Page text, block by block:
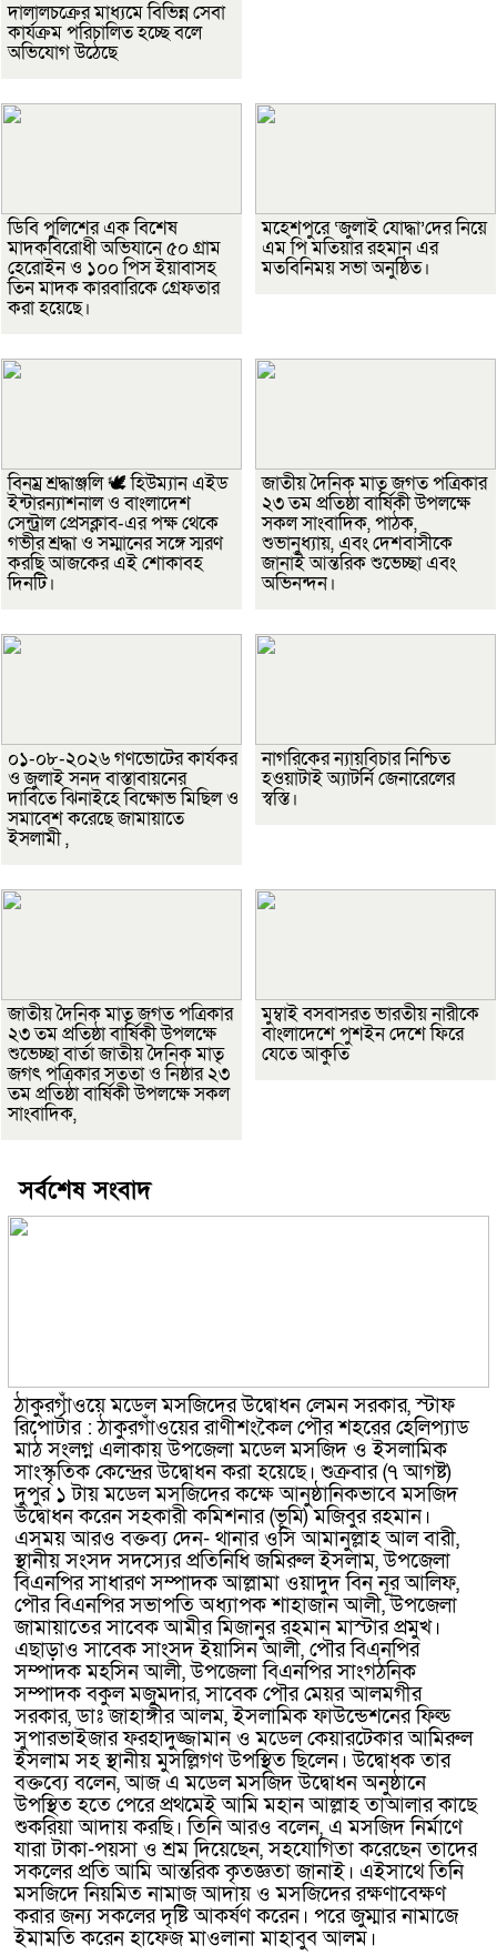
দালালচক্রের মাধ্যমে বিভিন্ন সেবা
কার্যক্রম পরিচালিত হচ্ছে বলে
অভিযোগ উঠেছে
ডিবি পুলিশের এক বিশেষ
মাদকবিরোধী অভিযানে ৫০ গ্রাম
হেরোইন ও ১০০ পিস ইয়াবাসহ
তিন মাদক কারবারিকে গ্রেফতার
করা হয়েছে।
মহেশপুরে ‘জুলাই যোদ্ধা’দের নিয়ে
এম পি মতিয়ার রহমান এর
মতবিনিময় সভা অনুষ্ঠিত।
বিনম্র শ্রদ্ধাঞ্জলি 🕊️ হিউম্যান এইড
ইন্টারন্যাশনাল ও বাংলাদেশ
সেন্ট্রাল প্রেসক্লাব-এর পক্ষ থেকে
গভীর শ্রদ্ধা ও সম্মানের সঙ্গে স্মরণ
করছি আজকের এই শোকাবহ
দিনটি।
জাতীয় দৈনিক মাতৃ জগত পত্রিকার
২৩ তম প্রতিষ্ঠা বার্ষিকী উপলক্ষে
সকল সাংবাদিক, পাঠক,
শুভানুধ্যায়, এবং দেশবাসীকে
জানাই আন্তরিক শুভেচ্ছা এবং
অভিনন্দন।
০১-০৮-২০২৬ গণভোটের কার্যকর
ও জুলাই সনদ বাস্তাবায়নের
দাবিতে ঝিনাইহে বিক্ষোভ মিছিল ও
সমাবেশ করেছে জামায়াতে
ইসলামী ,
নাগরিকের ন্যায়বিচার নিশ্চিত
হওয়াটাই অ্যাটর্নি জেনারেলের
স্বস্তি।
জাতীয় দৈনিক মাতৃ জগত পত্রিকার
২৩ তম প্রতিষ্ঠা বার্ষিকী উপলক্ষে
শুভেচ্ছা বার্তা জাতীয় দৈনিক মাতৃ
জগৎ পত্রিকার সততা ও নিষ্ঠার ২৩
তম প্রতিষ্ঠা বার্ষিকী উপলক্ষে সকল
সাংবাদিক,
মুম্বাই বসবাসরত ভারতীয় নারীকে
বাংলাদেশে পুশইন দেশে ফিরে
যেতে আকুতি
সর্বশেষ সংবাদ
ঠাকুরগাঁওয়ে মডেল মসজিদের উদ্বোধন লেমন সরকার, স্টাফ
রিপোর্টার : ঠাকুরগাঁওয়ের রাণীশংকৈল পৌর শহরের হেলিপ্যাড
মাঠ সংলগ্ন এলাকায় উপজেলা মডেল মসজিদ ও ইসলামিক
সাংস্কৃতিক কেন্দ্রের উদ্বোধন করা হয়েছে। শুক্রবার (৭ আগষ্ট)
দুপুর ১ টায় মডেল মসজিদের কক্ষে আনুষ্ঠানিকভাবে মসজিদ
উদ্বোধন করেন সহকারী কমিশনার (ভূমি) মজিবুর রহমান।
এসময় আরও বক্তব্য দেন- থানার ওসি আমানুল্লাহ আল বারী,
স্থানীয় সংসদ সদস্যের প্রতিনিধি জমিরুল ইসলাম, উপজেলা
বিএনপির সাধারণ সম্পাদক আল্লামা ওয়াদুদ বিন নূর আলিফ,
পৌর বিএনপির সভাপতি অধ্যাপক শাহাজান আলী, উপজেলা
জামায়াতের সাবেক আমীর মিজানুর রহমান মাস্টার প্রমুখ।
এছাড়াও সাবেক সাংসদ ইয়াসিন আলী, পৌর বিএনপির
সম্পাদক মহসিন আলী, উপজেলা বিএনপির সাংগঠনিক
সম্পাদক বকুল মজুমদার, সাবেক পৌর মেয়র আলমগীর
সরকার, ডাঃ জাহাঙ্গীর আলম, ইসলামিক ফাউন্ডেশনের ফিল্ড
সুপারভাইজার ফরহাদুজ্জামান ও মডেল কেয়ারটেকার আমিরুল
ইসলাম সহ স্থানীয় মুসল্লিগণ উপস্থিত ছিলেন। উদ্বোধক তার
বক্তব্যে বলেন, আজ এ মডেল মসজিদ উদ্বোধন অনুষ্ঠানে
উপস্থিত হতে পেরে প্রথমেই আমি মহান আল্লাহ তাআলার কাছে
শুকরিয়া আদায় করছি। তিনি আরও বলেন, এ মসজিদ নির্মাণে
যারা টাকা-পয়সা ও শ্রম দিয়েছেন, সহযোগিতা করেছেন তাদের
সকলের প্রতি আমি আন্তরিক কৃতজ্ঞতা জানাই। এইসাথে তিনি
মসজিদে নিয়মিত নামাজ আদায় ও মসজিদের রক্ষণাবেক্ষণ
করার জন্য সকলের দৃষ্টি আকর্ষণ করেন। পরে জুম্মার নামাজে
ইমামতি করেন হাফেজ মাওলানা মাহাবুব আলম।